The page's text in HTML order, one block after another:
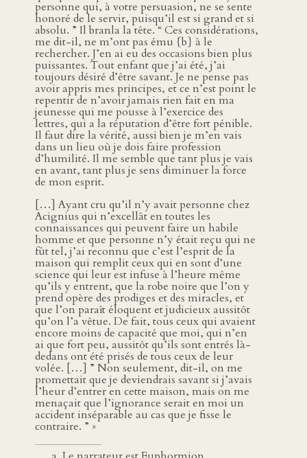
personne qui, à votre persuasion, ne se sente
honoré de le servir, puisqu’il est si grand et si
absolu. ” Il branla la tête. “ Ces considérations,
me dit-il, ne m’ont pas ému {b} à le
rechercher. J’en ai eu des occasions bien plus
puissantes. Tout enfant que j’ai été, j’ai
toujours désiré d’être savant. Je ne pense pas
avoir appris mes principes, et ce n’est point le
repentir de n’avoir jamais rien fait en ma
jeunesse qui me pousse à l’exercice des
lettres, qui a la réputation d’être fort pénible.
Il faut dire la vérité, aussi bien je m’en vais
dans un lieu où je dois faire profession
d’humilité. Il me semble que tant plus je vais
en avant, tant plus je sens diminuer la force
de mon esprit.
[…] Ayant cru qu’il n’y avait personne chez
Acignius qui n’excellât en toutes les
connaissances qui peuvent faire un habile
homme et que personne n’y était reçu qui ne
fût tel, j’ai reconnu que c’est l’esprit de la
maison qui remplit ceux qui en sont d’une
science qui leur est infuse à l’heure même
qu’ils y entrent, que la robe noire que l’on y
prend opère des prodiges et des miracles, et
que l’on paraît éloquent et judicieux aussitôt
qu’on l’a vêtue. De fait, tous ceux qui avaient
encore moins de capacité que moi, qui n’en
ai que fort peu, aussitôt qu’ils sont entrés là-
dedans ont été prisés de tous ceux de leur
volée. […] ” Non seulement, dit-il, on me
promettait que je deviendrais savant si j’avais
l’heur d’entrer en cette maison, mais on me
menaçait que l’ignorance serait en moi un
accident inséparable au cas que je fisse le
contraire. ” »